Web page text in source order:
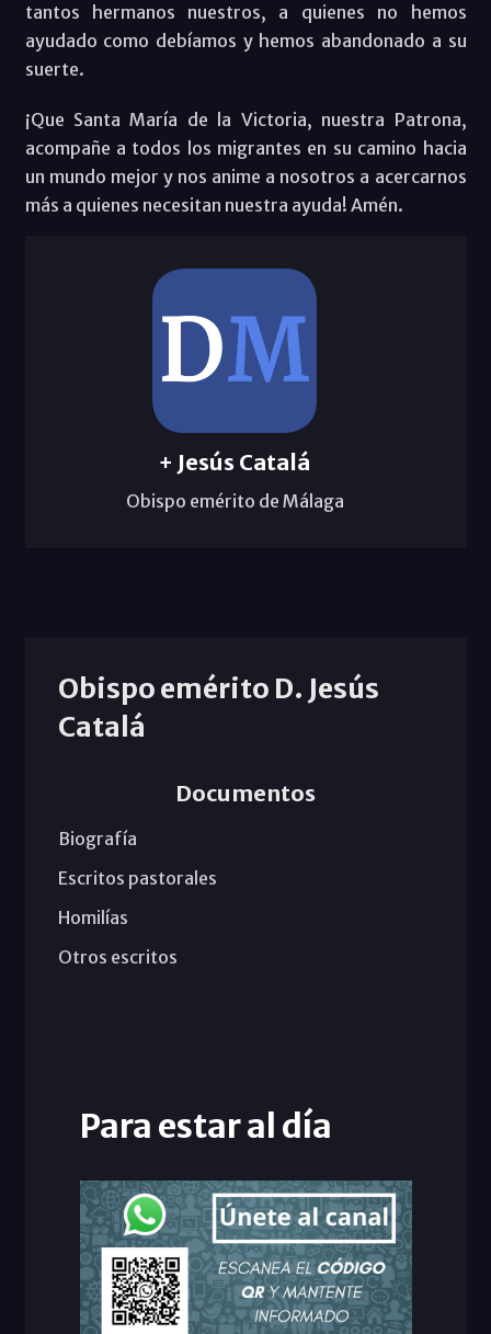
tantos hermanos nuestros, a quienes no hemos
ayudado como debíamos y hemos abandonado a su
suerte.
¡Que Santa María de la Victoria, nuestra Patrona,
acompañe a todos los migrantes en su camino hacia
un mundo mejor y nos anime a nosotros a acercarnos
más a quienes necesitan nuestra ayuda! Amén.
+ Jesús Catalá
Obispo emérito de Málaga
Obispo emérito D. Jesús
Catalá
Documentos
Biografía
Escritos pastorales
Homilías
Otros escritos
Para estar al día